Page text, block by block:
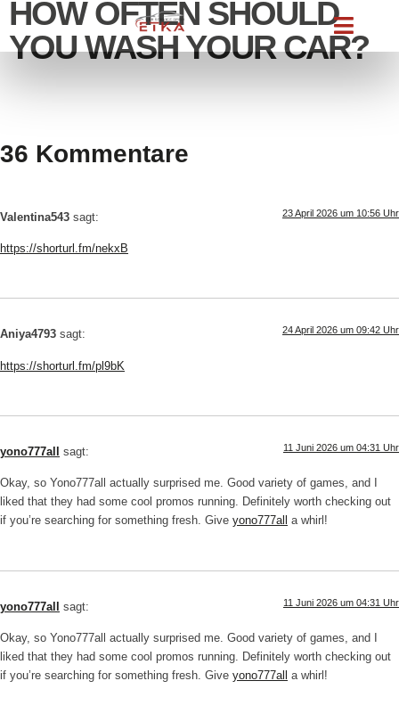
HOW OFTEN SHOULD
YOU WASH YOUR CAR?
36 Kommentare
Valentina543 sagt: 23 April 2026 um 10:56 Uhr
https://shorturl.fm/nekxB
Aniya4793 sagt: 24 April 2026 um 09:42 Uhr
https://shorturl.fm/pl9bK
yono777all sagt: 11 Juni 2026 um 04:31 Uhr
Okay, so Yono777all actually surprised me. Good variety of games, and I
liked that they had some cool promos running. Definitely worth checking out
if you’re searching for something fresh. Give yono777all a whirl!
yono777all sagt: 11 Juni 2026 um 04:31 Uhr
Okay, so Yono777all actually surprised me. Good variety of games, and I
liked that they had some cool promos running. Definitely worth checking out
if you’re searching for something fresh. Give yono777all a whirl!